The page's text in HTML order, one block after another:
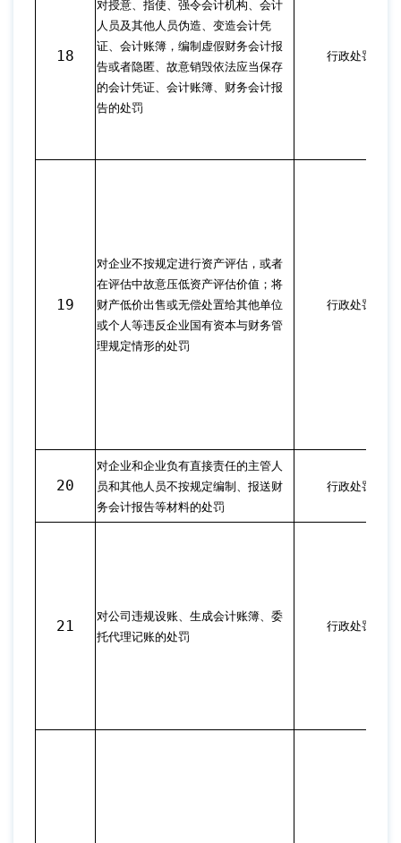
18
对授意、指使、强令会计机构、会计
人员及其他人员伪造、变造会计凭
证、会计账簿，编制虚假财务会计报
告或者隐匿、故意销毁依法应当保存
的会计凭证、会计账簿、财务会计报
告的处罚
行政处罚
19
对企业不按规定进行资产评估，或者
在评估中故意压低资产评估价值；将
财产低价出售或无偿处置给其他单位
或个人等违反企业国有资本与财务管
理规定情形的处罚
行政处罚
20
对企业和企业负有直接责任的主管人
员和其他人员不按规定编制、报送财
务会计报告等材料的处罚
行政处罚
21
对公司违规设账、生成会计账簿、委
托代理记账的处罚
行政处罚